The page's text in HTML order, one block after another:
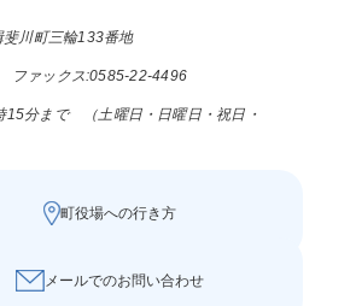
川町三輪133番地
ファックス:0585-22-4496
15分まで （土曜日・日曜日・祝日・
町役場への行き方
メールでのお問い合わせ